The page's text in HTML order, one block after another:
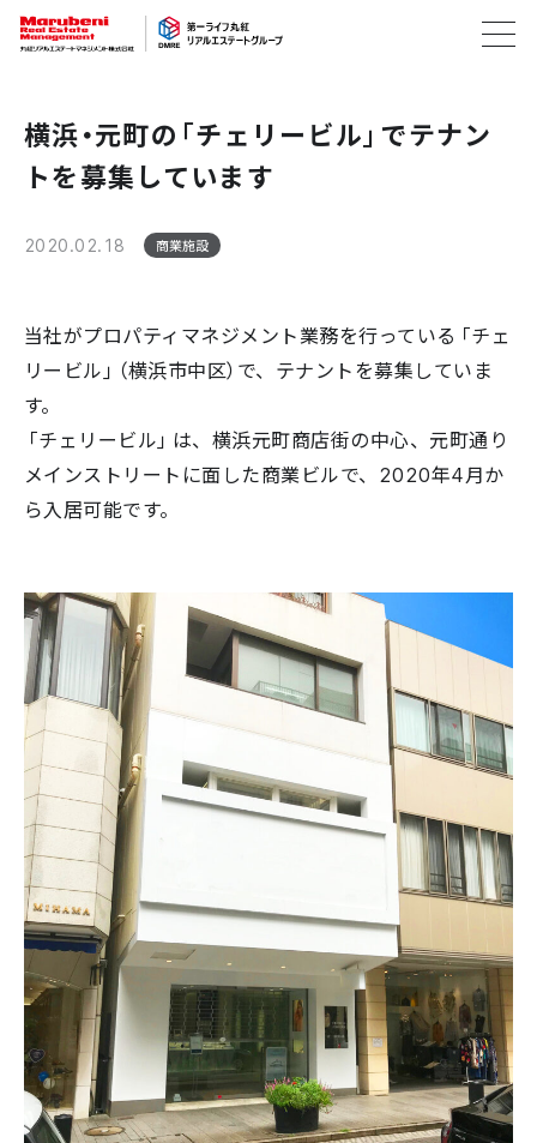
横浜・元町の「チェリービル」でテナン
トを募集しています
2020.02.18 商業施設
当社がプロパティマネジメント業務を行っている「チェ
リービル」（横浜市中区）で、テナントを募集していま
す。
「チェリービル」は、横浜元町商店街の中心、元町通り
メインストリートに面した商業ビルで、2020年4月か
ら入居可能です。